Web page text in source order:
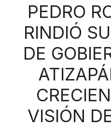
PEDRO
RINDIÓ
DE
VISIÓN